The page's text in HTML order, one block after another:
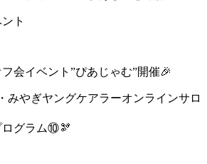
ト
フ会イベント”ぴあじゃむ”開催🎉
みやぎヤングケアラーオンラインサロ